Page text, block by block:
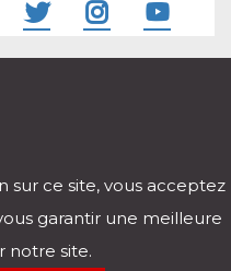
et Android
sur ce site, vous acceptez
garantir une meilleure
notre site.